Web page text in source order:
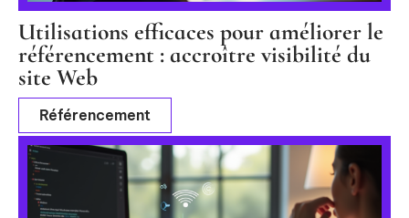
Utilisations efficaces pour améliorer le
référencement : accroître visibilité du
site Web
Référencement